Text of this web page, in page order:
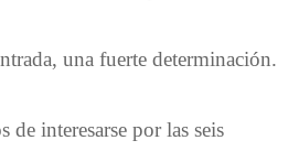
una fuerte determinación.
de interesarse por las seis